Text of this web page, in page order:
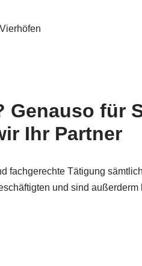
für
Ihr Partner
fachgerechte Tätigung
und sind außerderm